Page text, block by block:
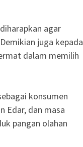
agar
juga kepada
dalam memilih
konsumen
Edar, dan masa
pangan olahan